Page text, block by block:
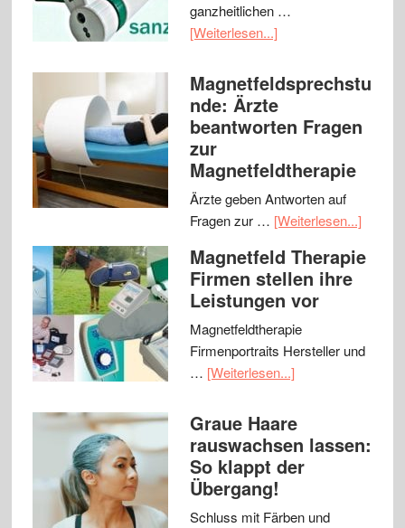
ganzheitlichen …
[Weiterlesen...]
Magnetfeldsprechstu
nde: Ärzte
beantworten Fragen
zur
Magnetfeldtherapie
Ärzte geben Antworten auf
Fragen zur … [Weiterlesen...]
Magnetfeld Therapie
Firmen stellen ihre
Leistungen vor
Magnetfeldtherapie
Firmenportraits Hersteller und
… [Weiterlesen...]
Graue Haare
rauswachsen lassen:
So klappt der
Übergang!
Schluss mit Färben und